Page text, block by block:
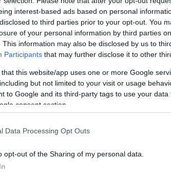
interest-based ads based on personal
to third parties prior to your opt-out. You
of your personal information by third parties
This information may also be disclosed by us to
Participants that may further disclose it to other
that this website/app uses one or more Google
but not limited to your visit or usage
to Google and its third-party tags to use your
consent section.
Data Processing Opt Outs
opt-out of the Sharing of my personal data.
realizabile în timp ce trebuie să vă
Niciuna dintre informațiile de aici nu
dumneavoastră sau cu un alt